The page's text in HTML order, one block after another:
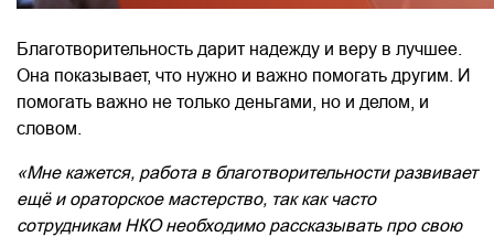
Благотворительность дарит надежду и веру в лучшее.
Она показывает, что нужно и важно помогать другим. И
помогать важно не только деньгами, но и делом, и
словом.
«Мне кажется, работа в благотворительности развивает
ещё и ораторское мастерство, так как часто
сотрудникам НКО необходимо рассказывать про свою